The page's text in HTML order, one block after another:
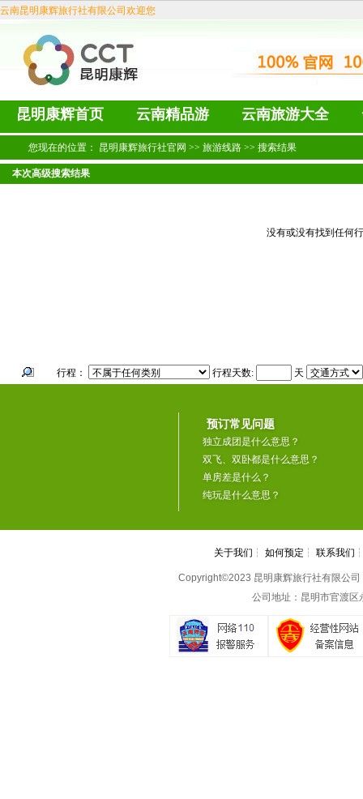
云南昆明康辉旅行社有限公司欢迎您
昆明康辉首页 云南精品游 云南旅游大全
您现在的位置： 昆明康辉旅行社官网 >> 旅游线路 >> 搜索结果
本次高级搜索结果
没有或没有找到任何
行程： 行程天数: 天
预订常见问题
独立成团是什么意思？
双飞、双卧都是什么意思？
单房差是什么？
纯玩是什么意思？
关于我们 ┆ 如何预定 ┆ 联系我们
Copyright©2023 昆明康辉旅行社有限公
公司地址：昆明市官渡